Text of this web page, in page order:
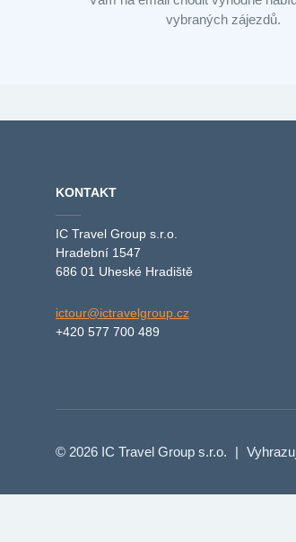
vybraných zájezdů.
KONTAKT
IC Travel Group s.r.o.
Hradební 1547
686 01 Uheské Hradiště
ictour@ictravelgroup.cz
+420 577 700 489
© 2026 IC Travel Group s.r.o. |